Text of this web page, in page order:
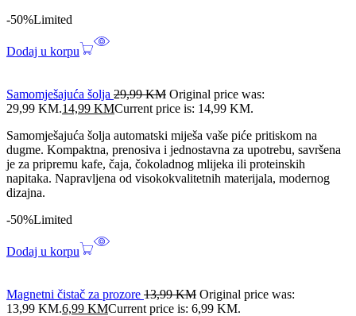
-50%Limited
Dodaj u korpu
Samomješajuća šolja 29,99KM Original price was:
29,99 KM.14,99 KMCurrent price is: 14,99 KM.
Samomješajuća šolja automatski miješa vaše piće pritiskom na
dugme. Kompaktna, prenosiva i jednostavna za upotrebu, savršena
je za pripremu kafe, čaja, čokoladnog mlijeka ili proteinskih
napitaka. Napravljena od visokokvalitetnih materijala, modernog
dizajna.
-50%Limited
Dodaj u korpu
Magnetni čistač za prozore 13,99KM Original price was:
13,99 KM.6,99 KMCurrent price is: 6,99 KM.